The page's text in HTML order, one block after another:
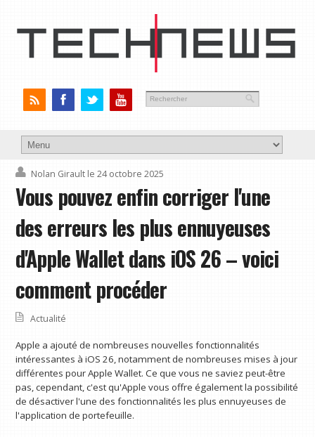
Nolan Girault le 24 octobre 2025
Vous pouvez enfin corriger l'une
des erreurs les plus ennuyeuses
d'Apple Wallet dans iOS 26 – voici
comment procéder
Actualité
Apple a ajouté de nombreuses nouvelles fonctionnalités
intéressantes à iOS 26, notamment de nombreuses mises à jour
différentes pour Apple Wallet. Ce que vous ne saviez peut-être
pas, cependant, c'est qu'Apple vous offre également la possibilité
de désactiver l'une des fonctionnalités les plus ennuyeuses de
l'application de portefeuille.